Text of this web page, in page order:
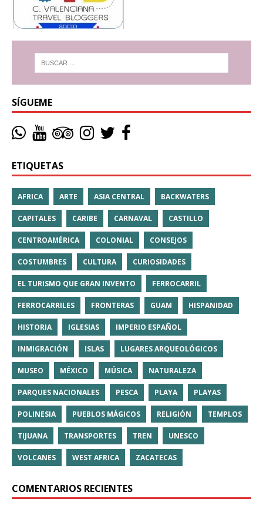
SÍGUEME
ETIQUETAS
AFRICA ARTE ASIA CENTRAL BACKWATERS
CAPITALES CARIBE CARNAVAL CASTILLO
CENTROAMÉRICA COLONIAL CONSEJOS
COSTUMBRES CULTURA CURIOSIDADES
EL TURISMO QUE GRAN INVENTO FERROCARRIL
FERROCARRILES FRONTERAS GUAM HISPANIDAD
HISTORIA IGLESIAS IMPERIO ESPAÑOL
INMIGRACIÓN ISLAS LUGARES ARQUEOLÓGICOS
MUSEO MÉXICO MÚSICA NATURALEZA
PARQUES NACIONALES PESCA PLAYA PLAYAS
POLINESIA PUEBLOS MÁGICOS RELIGIÓN TEMPLOS
TIJUANA TRANSPORTES TREN UNESCO
VOLCANES WEST AFRICA ZACATECAS
COMENTARIOS RECIENTES